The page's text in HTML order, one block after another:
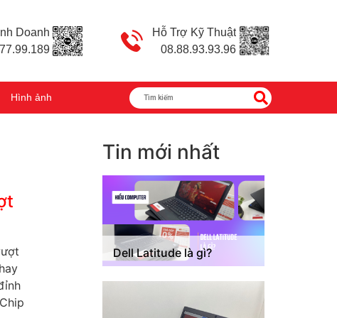
Doanh
Hỗ Trợ Kỹ Thuật
08.88.93.93.96
Hình ảnh
Tin mới nhất
Dell Latitude là gì?